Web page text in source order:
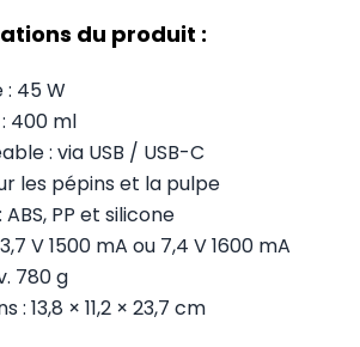
du produit :
: 45 W
400 ml
: via USB / USB-C
les pépins et la pulpe
PP et silicone
V 1500 mA ou 7,4 V 1600 mA
780 g
: 13,8 × 11,2 × 23,7 cm